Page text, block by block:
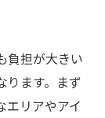
負担が大きい
ります。まず
エリアやアイ